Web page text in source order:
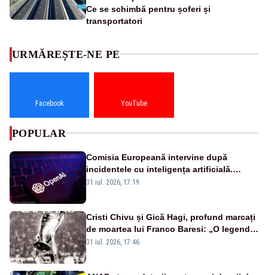
Ce se schimbă pentru șoferi și
transportatori
URMĂREȘTE-NE PE
Facebook YouTube
POPULAR
Comisia Europeană intervine după
incidentele cu inteligența artificială.
OpenAI și Anthropic, vizate
31 iul. 2026, 17:19
Cristi Chivu și Gică Hagi, profund marcați
de moartea lui Franco Baresi: „O legendă
a fotbalului mondial”
31 iul. 2026, 17:46